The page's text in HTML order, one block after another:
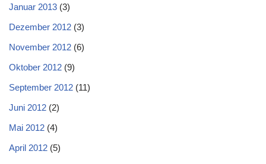
Januar 2013 (3)
Dezember 2012 (3)
November 2012 (6)
Oktober 2012 (9)
September 2012 (11)
Juni 2012 (2)
Mai 2012 (4)
April 2012 (5)